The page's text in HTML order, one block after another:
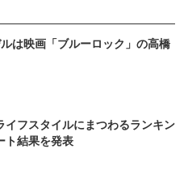
は映画「ブルーロック」の高橋
イフスタイルにまつわるランキン
ト結果を発表